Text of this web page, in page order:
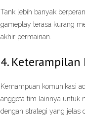
Tank lebih banyak
gameplay terasa kurang
akhir permainan.
4.
Kemampuan komunikasi
anggota tim lainnya untuk
dengan strategi yang jelas